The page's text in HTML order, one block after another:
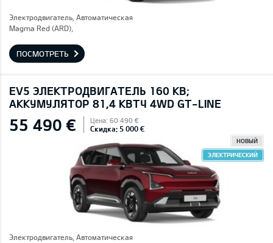
Электродвигатель, Автоматическая
Magma Red (ARD),
ПОСМОТРЕТЬ
EV5 ЭЛЕКТРОДВИГАТЕЛЬ 160 КВ;
AККУМУЛЯТОР 81,4 КВТЧ 4WD GT-LINE
55 490 € Цена: 60 490 €
Скидка: 5 000 €
НОВЫЙ
ЭЛЕКТРИЧЕСКИЙ
Электродвигатель, Автоматическая